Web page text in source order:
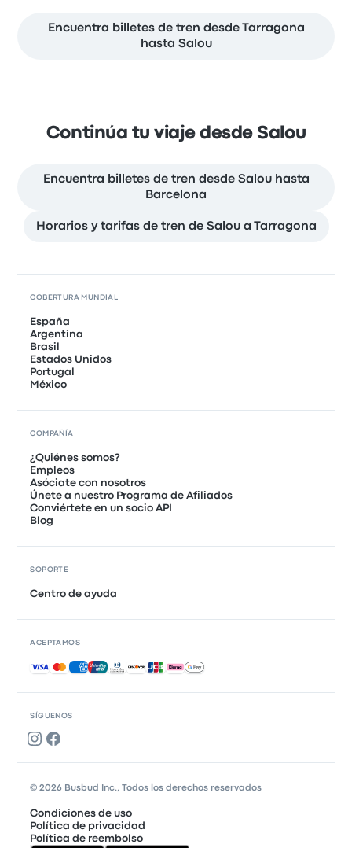
Encuentra billetes de tren desde Tarragona
hasta Salou
Continúa tu viaje desde Salou
Encuentra billetes de tren desde Salou hasta
Barcelona
Horarios y tarifas de tren de Salou a Tarragona
SÍGUENOS
COBERTURA MUNDIAL
España
Argentina
Brasil
Estados Unidos
Portugal
México
COMPAÑÍA
¿Quiénes somos?
Empleos
Asóciate con nosotros
Únete a nuestro Programa de Afiliados
Conviértete en un socio API
Blog
SOPORTE
Centro de ayuda
ACEPTAMOS
Pagos aceptados
© 2026 Busbud Inc., Todos los derechos reservados
Condiciones de uso
Política de privacidad
Política de reembolso